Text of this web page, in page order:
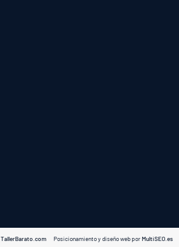
TallerBarato.com Posicionamiento y diseño web porMultiSEO.es